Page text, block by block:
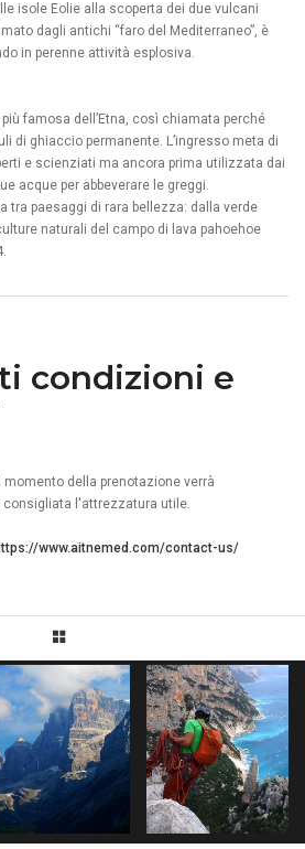
isole Eolie alla scoperta dei due vulcani
dagli antichi “faro del Mediterraneo”, è
in perenne attività esplosiva.
famosa dell’Etna, così chiamata perché
di ghiaccio permanente. L’ingresso meta di
e scienziati ma ancora prima utilizzata dai
acque per abbeverare le greggi.
tra paesaggi di rara bellezza: dalla verde
naturali del campo di lava pahoehoe
condizioni e
della prenotazione verrà
consigliata l'attrezzatura utile.
www.aitnemed.com/contact-us/
TREKKING AD
ANELLO NEL
GRUPPO DI
BRENTA
UN TREKKING DA
A RIFUGIO ALLA
SCOPERTA DELLE
DOLOMITI DI BRENTA.
SELVAGGIO BLU
"LÀ DOVE LA ROCCIA
INCONTRA IL MARE"